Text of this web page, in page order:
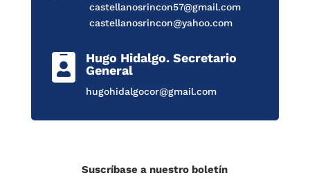
castellanosrincon57@gmail.com
castellanosrincon@yahoo.com

Hugo Hidalgo. Secretario
General
hugohidalgocor@gmail.com
Suscríbase a nuestro boletín